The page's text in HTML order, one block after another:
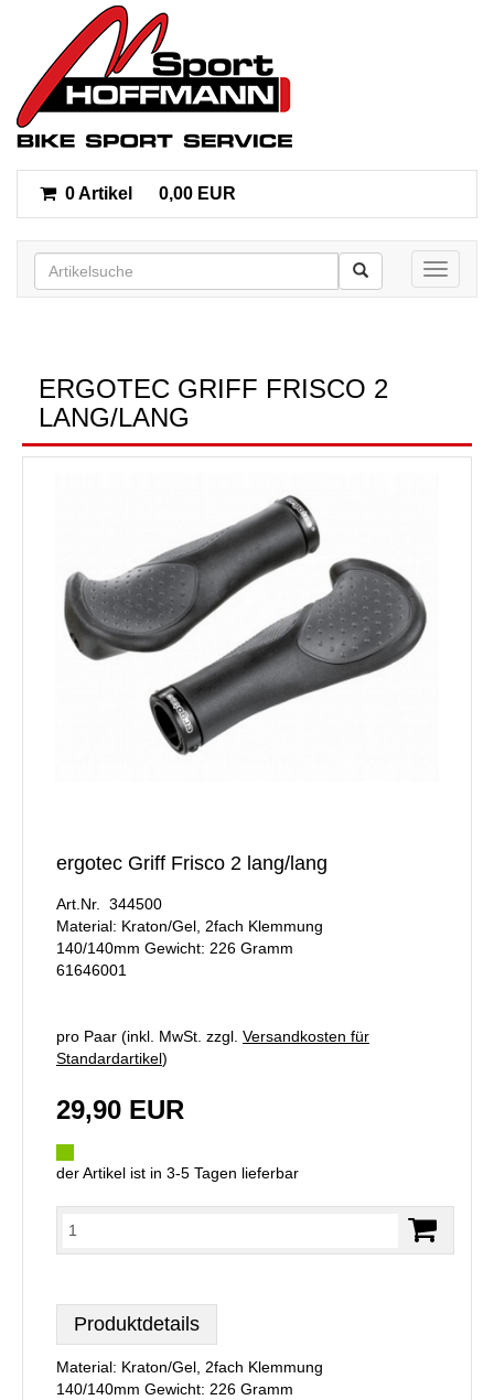
0 Artikel 0,00 EUR
Toggle
ERGOTEC GRIFF FRISCO 2
LANG/LANG
ergotec Griff Frisco 2 lang/lang
Art.Nr. 344500
Material: Kraton/Gel, 2fach Klemmung
140/140mm Gewicht: 226 Gramm
61646001
pro Paar (inkl. MwSt. zzgl. Versandkosten für
Standardartikel)
29,90 EUR
der Artikel ist in 3-5 Tagen lieferbar
Produktdetails
Material: Kraton/Gel, 2fach Klemmung
140/140mm Gewicht: 226 Gramm